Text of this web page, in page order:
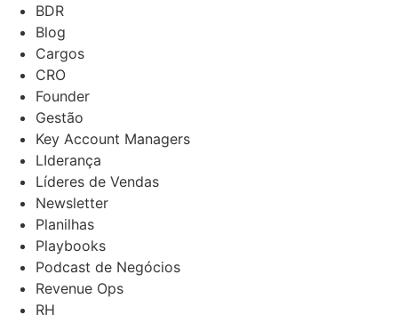
BDR
Blog
Cargos
CRO
Founder
Gestão
Key Account Managers
LIderança
Líderes de Vendas
Newsletter
Planilhas
Playbooks
Podcast de Negócios
Revenue Ops
RH